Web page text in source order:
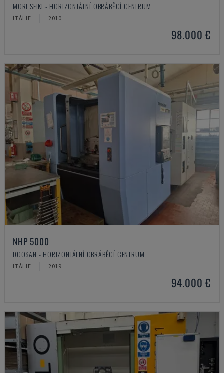
MORI SEIKI - HORIZONTÁLNÍ OBRÁBĚCÍ CENTRUM
ITÁLIE 2010
98.000 €
NHP 5000
DOOSAN - HORIZONTÁLNÍ OBRÁBĚCÍ CENTRUM
ITÁLIE 2019
94.000 €